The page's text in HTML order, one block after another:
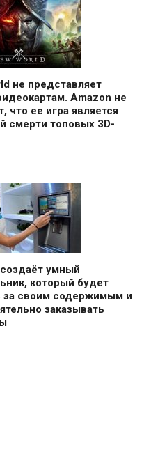
не представляет
Amazon не
что ее игра является
смерти топовых 3D-
умный
который будет
за своим содержимым и
заказывать